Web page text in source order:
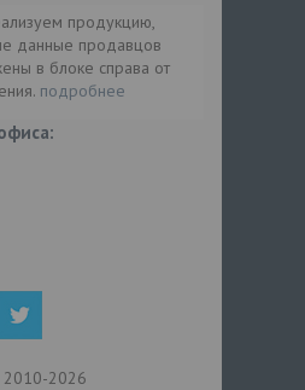
продукцию,
данные продавцов
в блоке справа от
подробнее
2010-2026